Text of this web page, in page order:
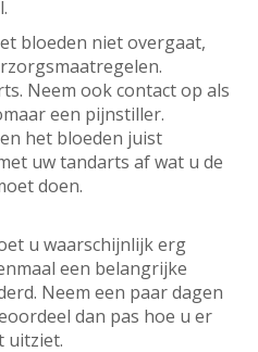
bloeden niet overgaat,
Neem ook contact op als
een pijnstiller.
het bloeden juist
uw tandarts af wat u de
doen.
u waarschijnlijk erg
een belangrijke
Neem een paar dagen
dan pas hoe u er
uitziet.